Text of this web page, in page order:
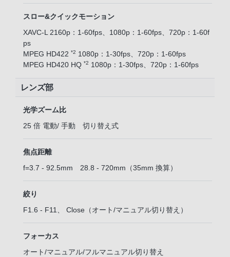
スロー&クイックモーション
XAVC-L 2160p：1-60fps、1080p：1-60fps、720p：1-60f
ps
MPEG HD422 *2 1080p：1-30fps、720p：1-60fps
MPEG HD420 HQ *2 1080p：1-30fps、720p：1-60fps
レンズ部
光学ズーム比
25 倍 電動/ 手動 切り替え式
焦点距離
f=3.7 - 92.5mm 28.8 - 720mm（35mm 換算）
絞り
F1.6 - F11、 Close（オート/マニュアル切り替え）
フォーカス
オート/マニュアル/フルマニュアル切り替え